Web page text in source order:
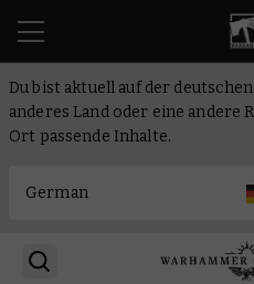
Du bist aktuell auf der
anderes Land oder eine andere
Ort passende Inhalte.